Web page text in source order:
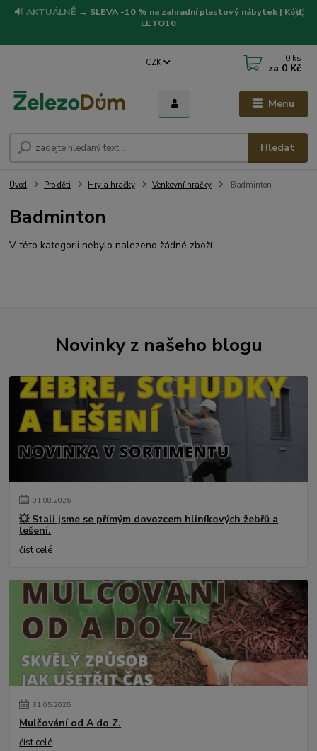
🔊 AKTUÁLNĚ → SLEVA -10 % na zahradní plastový nábytek | Kód:
LETO10
Menu
CZK
Hledat
0 ks
za 0 Kč
Úvod Pro děti Hry a hračky Venkovní hračky Badminton
Badminton
V této kategorii nebylo nalezeno žádné zboží.
Novinky z našeho blogu
01.08.2026
💥 Stali jsme se přímým dovozcem hliníkových žebřů a
lešení.
číst celé
31.05.2025
Mulčování od A do Z.
číst celé